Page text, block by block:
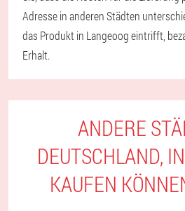
Adresse in anderen Städten
das Produkt in Langeoog eintrifft,
Erhalt.
ANDERE
DEUTSCHLAND,
KAUFEN